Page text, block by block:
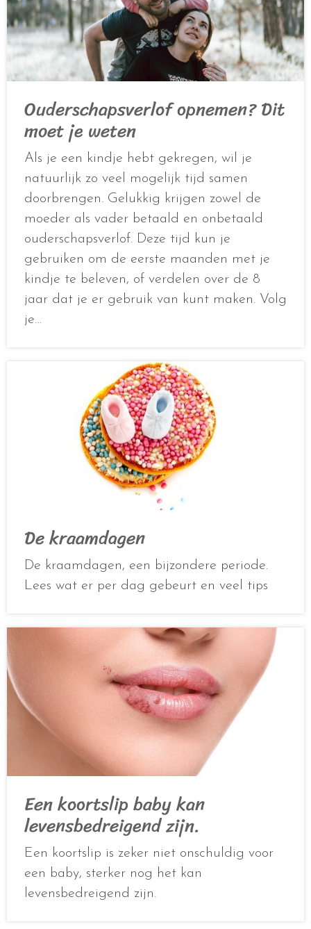
Ouderschapsverlof opnemen? Dit
moet je weten
Als je een kindje hebt gekregen, wil je
natuurlijk zo veel mogelijk tijd samen
doorbrengen. Gelukkig krijgen zowel de
moeder als vader betaald en onbetaald
ouderschapsverlof. Deze tijd kun je
gebruiken om de eerste maanden met je
kindje te beleven, of verdelen over de 8
jaar dat je er gebruik van kunt maken. Volg
je…
De kraamdagen
De kraamdagen, een bijzondere periode.
Lees wat er per dag gebeurt en veel tips
Een koortslip baby kan
levensbedreigend zijn.
Een koortslip is zeker niet onschuldig voor
een baby, sterker nog het kan
levensbedreigend zijn.